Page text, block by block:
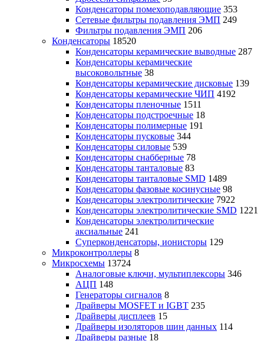
Конденсаторы помехоподавляющие 353
Сетевые фильтры подавления ЭМП 249
Фильтры подавления ЭМП 206
Конденсаторы 18520
Конденсаторы керамические выводные 287
Конденсаторы керамические
высоковольтные 38
Конденсаторы керамические дисковые 139
Конденсаторы керамические ЧИП 4192
Конденсаторы пленочные 1511
Конденсаторы подстроечные 18
Конденсаторы полимерные 191
Конденсаторы пусковые 344
Конденсаторы силовые 539
Конденсаторы снабберные 78
Конденсаторы танталовые 83
Конденсаторы танталовые SMD 1489
Конденсаторы фазовые косинусные 98
Конденсаторы электролитические 7922
Конденсаторы электролитические SMD 1221
Конденсаторы электролитические
аксиальные 241
Суперконденсаторы, ионисторы 129
Микроконтроллеры 8
Микросхемы 13724
Аналоговые ключи, мультиплексоры 346
АЦП 148
Генераторы сигналов 8
Драйверы MOSFET и IGBT 235
Драйверы дисплеев 15
Драйверы изоляторов шин данных 114
Драйверы разные 18